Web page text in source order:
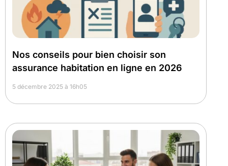
Nos conseils pour bien choisir son
assurance habitation en ligne en 2026
5 décembre 2025 à 16h05